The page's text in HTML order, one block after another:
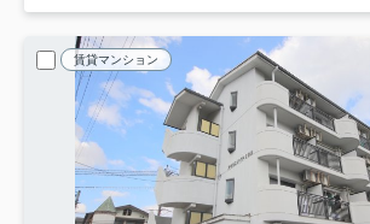
賃貸マンション